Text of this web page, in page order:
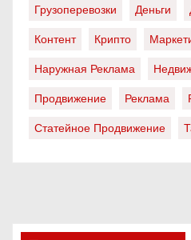
Грузоперевозки
Деньги
Контент
Крипто
Наружная Реклама
Продвижение
Реклама
Статейное Продвижение